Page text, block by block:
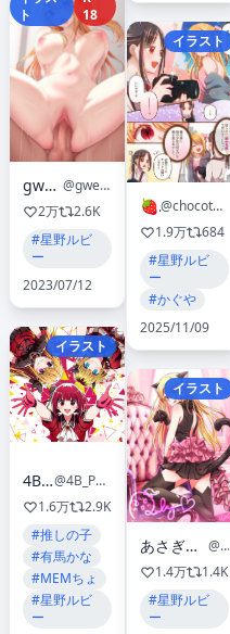
ト
18
gweda🔞
@gweda8593
2万
2.6K
#星野ルビ
ー
2023/07/12
イラスト
4B鉛筆
@4B_Pencil_25
1.6万
2.9K
#推しの子
#有馬かな
#MEMちょ
#星野ルビ
ー
イラスト
🍓🍫
@chocotomamenoki
1.9万
684
#星野ルビ
ー
#かぐや
2025/11/09
イラスト
あさぎ屋✍🏻5/6東7D24ab
@asgykk
1.4万
1.4K
#星野ルビ
ー